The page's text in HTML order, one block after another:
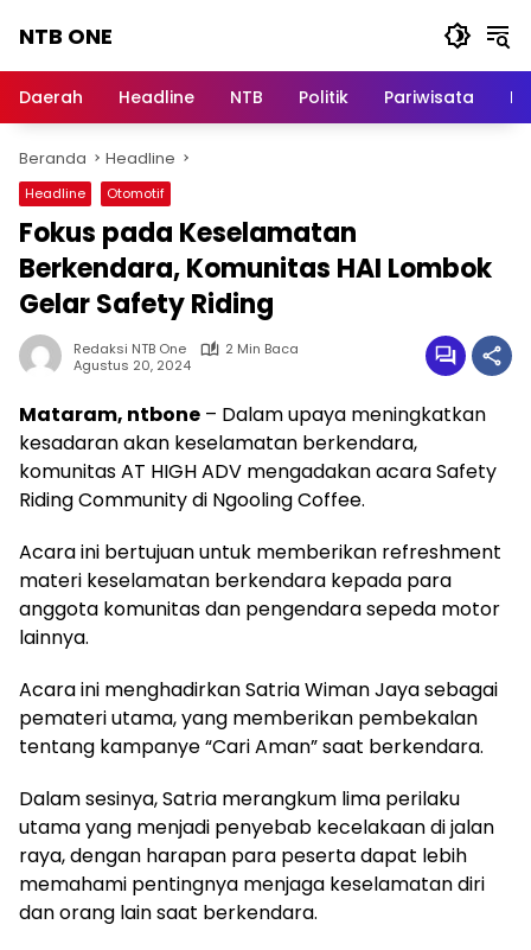
NTB ONE
dan
Berita
Lombok
Daerah Headline NTB Politik Pariwisata
Beranda Headline
Headline Otomotif
Fokus pada Keselamatan
Berkendara, Komunitas HAI Lombok
Gelar Safety Riding
Redaksi NTB One
2 Min Baca
Agustus 20, 2024
Mataram, ntbone – Dalam upaya meningkatkan
kesadaran akan keselamatan berkendara,
komunitas AT HIGH ADV mengadakan acara Safety
Riding Community di Ngooling Coffee.
Acara ini bertujuan untuk memberikan refreshment
materi keselamatan berkendara kepada para
anggota komunitas dan pengendara sepeda motor
lainnya.
Acara ini menghadirkan Satria Wiman Jaya sebagai
pemateri utama, yang memberikan pembekalan
tentang kampanye “Cari Aman” saat berkendara.
Dalam sesinya, Satria merangkum lima perilaku
utama yang menjadi penyebab kecelakaan di jalan
raya, dengan harapan para peserta dapat lebih
memahami pentingnya menjaga keselamatan diri
dan orang lain saat berkendara.